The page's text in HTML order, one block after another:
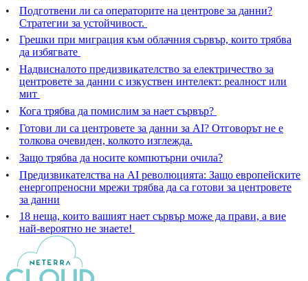
Подготвени ли са операторите на центрове за данни?
Стратегии за устойчивост.
Грешки при миграция към облачния сървър, които трябва
да избягвате
Надвисналото предизвикателство за електричество за
центровете за данни с изкуствен интелект: реалност или
мит
Кога трябва да помислим за нает сървър?
Готови ли са центровете за данни за AI? Отговорът не е
толкова очевиден, колкото изглежда.
Защо трябва да носите компютърни очила?
Предизвикателства на AI революцията: Защо европейските
енергопреносни мрежи трябва да са готови за центровете
за данни
18 неща, които вашият нает сървър може да прави, а вие
най-вероятно не знаете!